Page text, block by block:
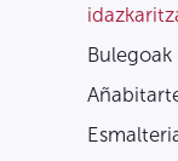
Bulegoak